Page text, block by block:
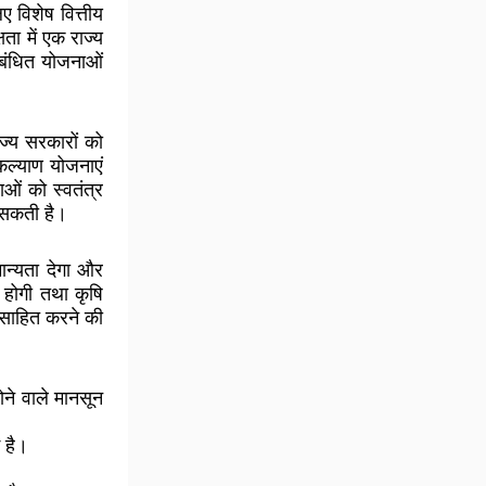
वित्तीय
में एक राज्य
योजनाओं
सरकारों को
योजनाएं
को स्वतंत्र
है।
देगा और
तथा कृषि
करने की
वाले मानसून
है।